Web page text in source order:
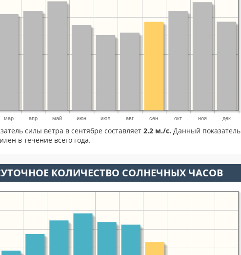
мар апр май июн июл авг сен окт ноя дек
силы ветра в сентябре составляет 2.2 м./с. Данный показатель
в течение всего года.
КОЛИЧЕСТВО СОЛНЕЧНЫХ ЧАСОВ